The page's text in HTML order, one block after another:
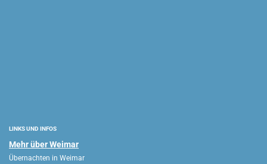
LINKS UND INFOS
Mehr über Weimar
Übernachten in Weimar